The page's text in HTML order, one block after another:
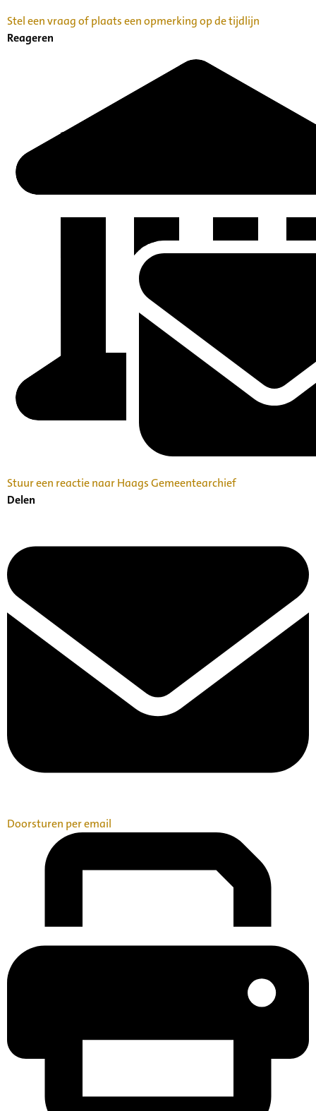
Stel een vraag of plaats een opmerking op de tijdlijn
Reageren
Stuur een reactie naar Haags Gemeentearchief
Delen
Doorsturen per email